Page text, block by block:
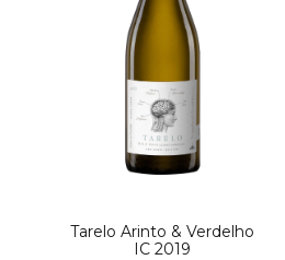
Tarelo Arinto & Verdelho
IC 2019